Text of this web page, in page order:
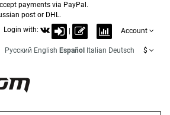
payments via PayPal.
post or DHL.
Login with:
Account
Русский English Español Italian Deutsch $